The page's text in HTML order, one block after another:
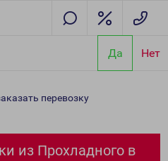
Да Нет
перевозку
из Прохладного в